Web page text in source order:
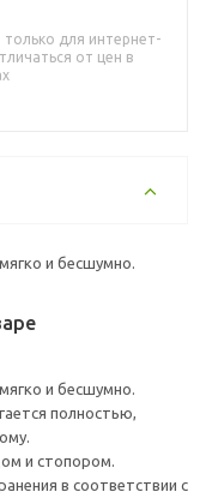
только для интернет-
от цен в
и бесшумно.
и бесшумно.
полностью,
и стопором.
в соответствии с